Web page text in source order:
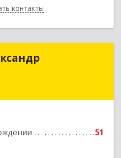
контакты
Назад
51
Александр